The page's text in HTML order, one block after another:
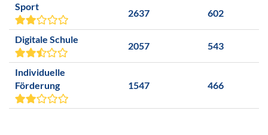
Sport
2637 602
Digitale Schule
2057 543
Individuelle
Förderung
1547 466